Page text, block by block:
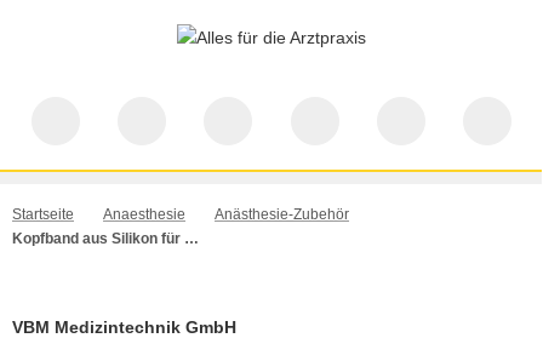
Startseite Anaesthesie
Anästhesie-Zubehör
Kopfband aus Silikon für Beatmungsmasken mit Ring (10 Stück)
VBM Medizintechnik GmbH